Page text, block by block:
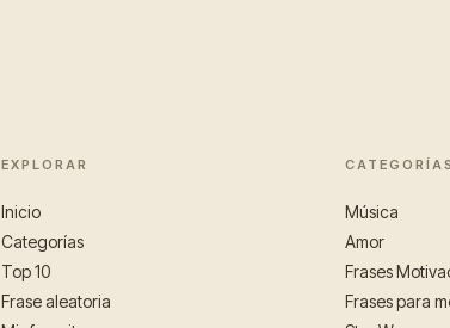
EXPLORAR
Inicio
Categorías
Top 10
Frase aleatoria
CATEGORÍAS
Música
Amor
Frases
Frases para